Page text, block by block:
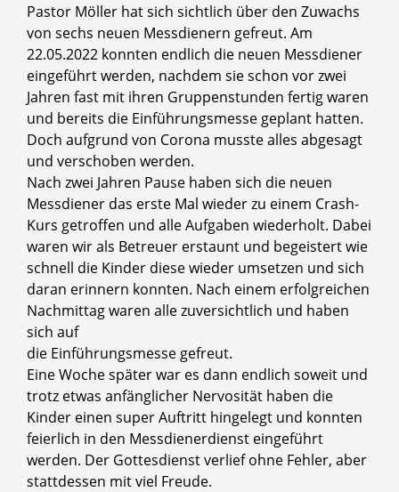
Pastor Möller hat sich sichtlich über den Zuwachs
von sechs neuen Messdienern gefreut. Am
22.05.2022 konnten endlich die neuen Messdiener
eingeführt werden, nachdem sie schon vor zwei
Jahren fast mit ihren Gruppenstunden fertig waren
und bereits die Einführungsmesse geplant hatten.
Doch aufgrund von Corona musste alles abgesagt
und verschoben werden.
Nach zwei Jahren Pause haben sich die neuen
Messdiener das erste Mal wieder zu einem Crash-
Kurs getroffen und alle Aufgaben wiederholt. Dabei
waren wir als Betreuer erstaunt und begeistert wie
schnell die Kinder diese wieder umsetzen und sich
daran erinnern konnten. Nach einem erfolgreichen
Nachmittag waren alle zuversichtlich und haben
sich auf
die Einführungsmesse gefreut.
Eine Woche später war es dann endlich soweit und
trotz etwas anfänglicher Nervosität haben die
Kinder einen super Auftritt hingelegt und konnten
feierlich in den Messdienerdienst eingeführt
werden. Der Gottesdienst verlief ohne Fehler, aber
stattdessen mit viel Freude.